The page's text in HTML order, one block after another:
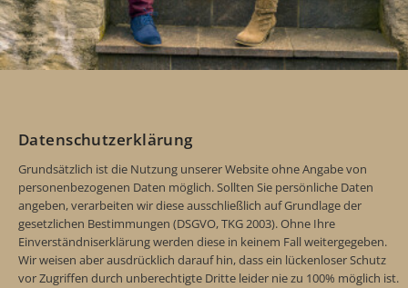
Datenschutzerklärung
Grundsätzlich ist die Nutzung unserer Website ohne Angabe von
personenbezogenen Daten möglich. Sollten Sie persönliche Daten
angeben, verarbeiten wir diese ausschließlich auf Grundlage der
gesetzlichen Bestimmungen (DSGVO, TKG 2003). Ohne Ihre
Einverständniserklärung werden diese in keinem Fall weitergegeben.
Wir weisen aber ausdrücklich darauf hin, dass ein lückenloser Schutz
vor Zugriffen durch unberechtigte Dritte leider nie zu 100% möglich ist.